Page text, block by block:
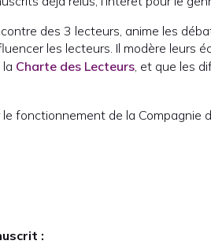
des 3 lecteurs, anime les
les lecteurs. Il modère leurs
Charte des Lecteurs, et que les
le fonctionnement de la Compagnie
: